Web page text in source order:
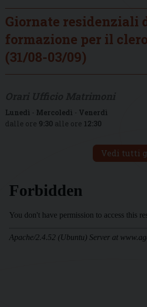
Giornate residenziali
formazione per il
(31/08-03/09)
Lunedì - Mercoledì - Venerdì
dalle ore 9:30 alle ore 12:30
Vedi tutti